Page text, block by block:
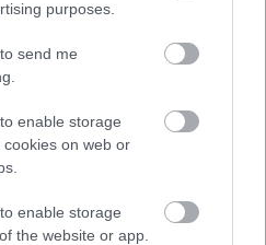
purposes.
send me
enable storage
on web or
enable storage
the website or app.
jelenlét a